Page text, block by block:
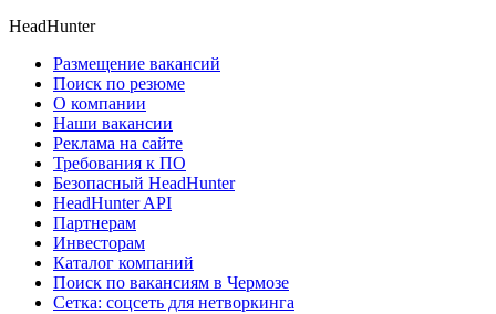
HeadHunter
Размещение вакансий
Поиск по резюме
О компании
Наши вакансии
Реклама на сайте
Требования к ПО
Безопасный HeadHunter
HeadHunter API
Партнерам
Инвесторам
Каталог компаний
Поиск по вакансиям в Чермозе
Сетка: соцсеть для нетворкинга